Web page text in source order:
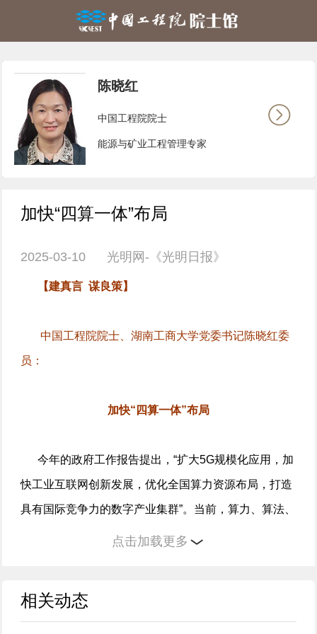
陈晓红
中国工程院院士
能源与矿业工程管理专家
加快“四算一体”布局
2025-03-10 光明网-《光明日报》
【建真言 谋良策】
中国工程院院士、湖南工商大学党委书记陈晓红委
员：
加快“四算一体”布局
今年的政府工作报告提出，“扩大5G规模化应用，加
快工业互联网创新发展，优化全国算力资源布局，打造
具有国际竞争力的数字产业集群”。当前，算力、算法、
算据、算网（以下简称“四算”）的协同发展，已成为提
加快我国“四算一体”布局，可为发展人工智能、量
点击加载更多
相关动态